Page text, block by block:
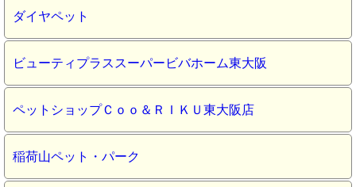
ダイヤペット
ビューティプラススーパービバホーム東大阪
ペットショップＣｏｏ＆ＲＩＫＵ東大阪店
稲荷山ペット・パーク